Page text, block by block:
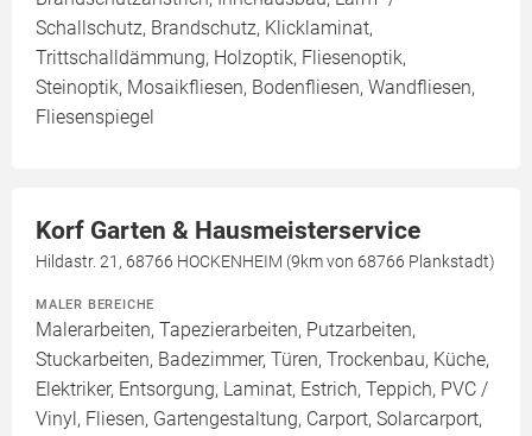
Schallschutz, Brandschutz, Klicklaminat,
Trittschalldämmung, Holzoptik, Fliesenoptik,
Steinoptik, Mosaikfliesen, Bodenfliesen, Wandfliesen,
Fliesenspiegel
Korf Garten & Hausmeisterservice
Hildastr. 21, 68766 HOCKENHEIM (9km von 68766 Plankstadt)
MALER BEREICHE
Malerarbeiten, Tapezierarbeiten, Putzarbeiten,
Stuckarbeiten, Badezimmer, Türen, Trockenbau, Küche,
Elektriker, Entsorgung, Laminat, Estrich, Teppich, PVC /
Vinyl, Fliesen, Gartengestaltung, Carport, Solarcarport,